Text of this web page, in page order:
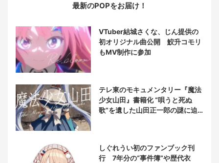
最新のPOPをお届け！
VTuber結城さくな、じん提供の
初オリジナル曲公開 鮫升コモリ
もMV制作に参加
テレ東のモキュメンタリー『魔法
少女山田』書籍化 “唄うと死ぬ
歌”を遺した山田正一郎の謎に迫
しぐれうい初のファンブック刊
行 7年分の“事件簿”や歴代衣